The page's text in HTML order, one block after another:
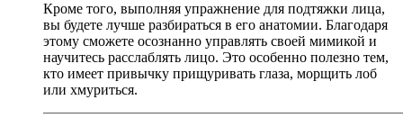
Кроме того, выполняя упражнение для подтяжки лица,
вы будете лучше разбираться в его анатомии. Благодаря
этому сможете осознанно управлять своей мимикой и
научитесь расслаблять лицо. Это особенно полезно тем,
кто имеет привычку прищуривать глаза, морщить лоб
или хмуриться.